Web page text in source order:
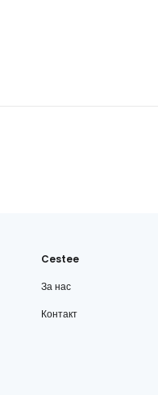
Cestee
За нас
Контакт